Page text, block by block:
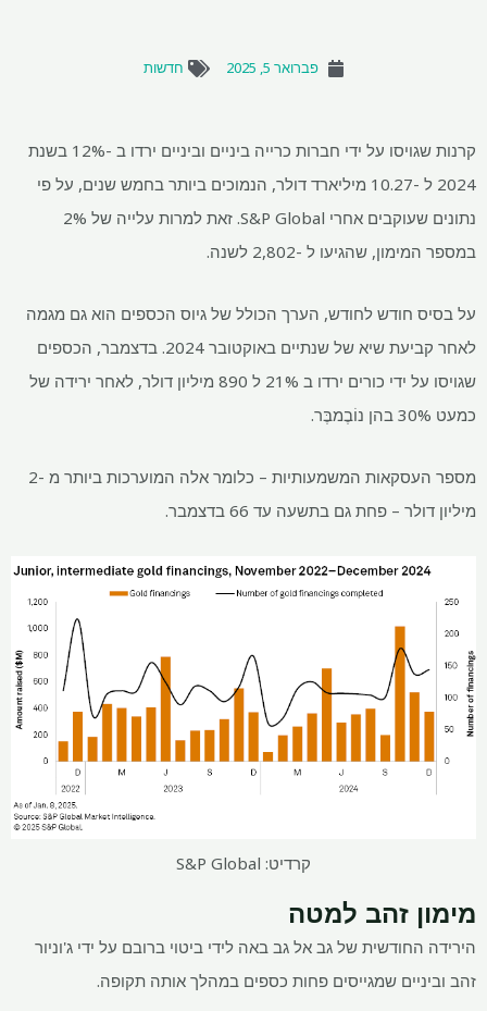
פברואר 5, 2025 חדשות
קרנות שגויסו על ידי חברות כרייה ביניים וביניים ירדו ב -12% בשנת
2024 ל -10.27 מיליארד דולר, הנמוכים ביותר בחמש שנים, על פי
נתונים שעוקבים אחרי S&P Global. זאת למרות עלייה של 2%
במספר המימון, שהגיעו ל -2,802 לשנה.
על בסיס חודש לחודש, הערך הכולל של גיוס הכספים הוא גם מגמה
לאחר קביעת שיא של שנתיים באוקטובר 2024. בדצמבר, הכספים
שגויסו על ידי כורים ירדו ב 21% ל 890 מיליון דולר, לאחר ירידה של
כמעט 30% בהן נוֹבֶמבֶּר.
מספר העסקאות המשמעותיות – כלומר אלה המוערכות ביותר מ -2
מיליון דולר – פחת גם בתשעה עד 66 בדצמבר.
קרדיט: S&P Global
מימון זהב למטה
הירידה החודשית של גב אל גב באה לידי ביטוי ברובם על ידי ג'וניור
זהב וביניים שמגייסים פחות כספים במהלך אותה תקופה.